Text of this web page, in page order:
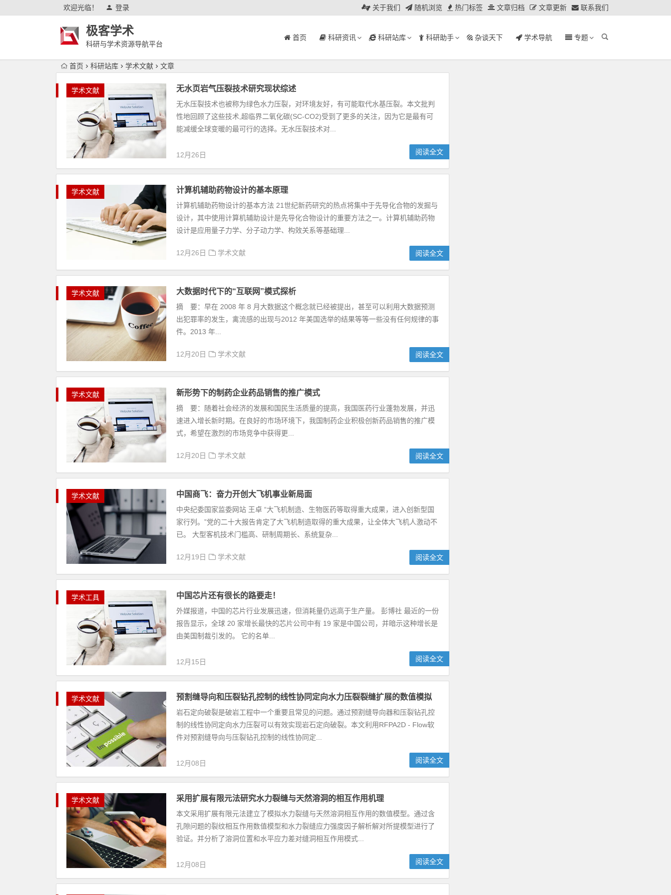
欢迎光临！ 登录 关于我们 随机浏览 热门标签 文章归档 文章更新 联系我们
极客学术
科研与学术资源导航平台
首页 科研资讯 科研站库 科研助手 杂谈天下 学术导航 专题
首页 科研站库 学术文献 文章
学术文献 无水页岩气压裂技术研究现状综述
无水压裂技术也被称为绿色水力压裂，对环境友好，有可能取代水基压裂。本文批判
性地回顾了这些技术,超临界二氧化碳(SC-CO2)受到了更多的关注，因为它是最有可
能减缓全球变暖的最可行的选择。无水压裂技术对...
12月26日 阅读全文
学术文献 计算机辅助药物设计的基本原理
计算机辅助药物设计的基本方法 21世纪新药研究的热点将集中于先导化合物的发掘与
设计，其中使用计算机辅助设计是先导化合物设计的重要方法之一。计算机辅助药物
设计是应用量子力学、分子动力学、构效关系等基础理...
12月26日 学术文献 阅读全文
学术文献 大数据时代下的“互联网”模式探析
摘 要：早在 2008 年 8 月大数据这个概念就已经被提出，甚至可以利用大数据预测
出犯罪率的发生，禽流感的出现与2012 年美国选举的结果等等一些没有任何规律的事
件。2013 年...
12月20日 学术文献 阅读全文
学术文献 新形势下的制药企业药品销售的推广模式
摘 要：随着社会经济的发展和国民生活质量的提高，我国医药行业蓬勃发展，并迅
速进入增长新时期。在良好的市场环境下，我国制药企业积极创新药品销售的推广模
式，希望在激烈的市场竞争中获得更...
12月20日 学术文献 阅读全文
学术文献 中国商飞：奋力开创大飞机事业新局面
中央纪委国家监委网站 王卓 “大飞机制造、生物医药等取得重大成果，进入创新型国
家行列。”党的二十大报告肯定了大飞机制造取得的重大成果，让全体大飞机人激动不
已。 大型客机技术门槛高、研制周期长、系统复杂...
12月19日 学术文献 阅读全文
学术工具 中国芯片还有很长的路要走！
外媒报道，中国的芯片行业发展迅速，但消耗量仍远高于生产量。 彭博社 最近的一份
报告显示，全球 20 家增长最快的芯片公司中有 19 家是中国公司，并暗示这种增长是
由美国制裁引发的。 它的名单...
12月15日 阅读全文
学术文献 预割缝导向和压裂钻孔控制的线性协同定向水力压裂裂缝扩展的数值模拟
岩石定向破裂是破岩工程中一个重要且常见的问题。通过预割缝导向器和压裂钻孔控
制的线性协同定向水力压裂可以有效实现岩石定向破裂。本文利用RFPA2D - Flow软
件对预割缝导向与压裂钻孔控制的线性协同定...
12月08日 阅读全文
学术文献 采用扩展有限元法研究水力裂缝与天然溶洞的相互作用机理
本文采用扩展有限元法建立了模拟水力裂缝与天然溶洞相互作用的数值模型。通过含
孔隙问题的裂纹相互作用数值模型和水力裂缝应力强度因子解析解对所提模型进行了
验证。并分析了溶洞位置和水平应力差对缝洞相互作用模式...
12月08日 阅读全文